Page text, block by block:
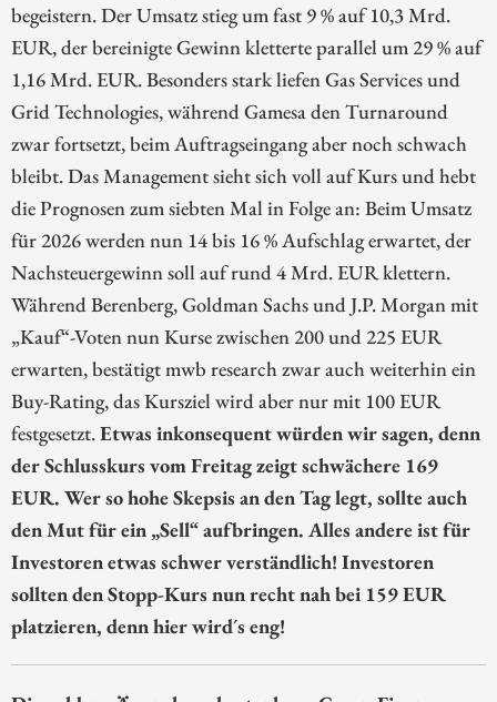
begeistern. Der Umsatz stieg um fast 9 % auf 10,3 Mrd.
EUR, der bereinigte Gewinn kletterte parallel um 29 % auf
1,16 Mrd. EUR. Besonders stark liefen Gas Services und
Grid Technologies, während Gamesa den Turnaround
zwar fortsetzt, beim Auftragseingang aber noch schwach
bleibt. Das Management sieht sich voll auf Kurs und hebt
die Prognosen zum siebten Mal in Folge an: Beim Umsatz
für 2026 werden nun 14 bis 16 % Aufschlag erwartet, der
Nachsteuergewinn soll auf rund 4 Mrd. EUR klettern.
Während Berenberg, Goldman Sachs und J.P. Morgan mit
„Kauf“-Voten nun Kurse zwischen 200 und 225 EUR
erwarten, bestätigt mwb research zwar auch weiterhin ein
Buy-Rating, das Kursziel wird aber nur mit 100 EUR
festgesetzt.Etwas inkonsequent würden wir sagen, denn
der Schlusskurs vom Freitag zeigt schwächere 169
EUR. Wer so hohe Skepsis an den Tag legt, sollte auch
den Mut für ein „Sell“ aufbringen. Alles andere ist für
Investoren etwas schwer verständlich! Investoren
sollten den Stopp-Kurs nun recht nah bei 159 EUR
platzieren, denn hier wird´s eng!